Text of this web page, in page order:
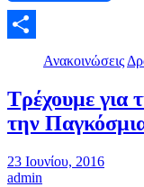
Μοιραστείτε
Ανακοινώσεις
Τρέχουμε για
την
23 Ιουνίου, 2016
admin